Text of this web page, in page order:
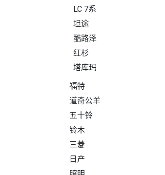
LC 7系
坦途
酷路泽
红杉
塔库玛
福特
道奇公羊
五十铃
铃木
三菱
日产